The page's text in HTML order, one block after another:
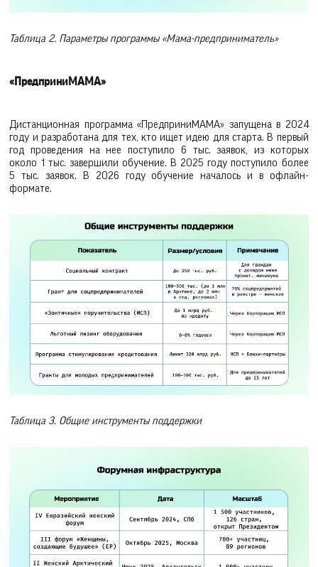
Таблица 2. Параметры программы «Мама-предприниматель»
«ПредприниМАМА»
Дистанционная программа «ПредприниМАМА» запущена в 2024
году и разработана для тех, кто ищет идею для старта. В первый
год проведения на нее поступило 6 тыс. заявок, из которых
около 1 тыс. завершили обучение. В 2025 году поступило более
5 тыс. заявок. В 2026 году обучение началось и в офлайн-
формате.
Таблица 3. Общие инструменты поддержки